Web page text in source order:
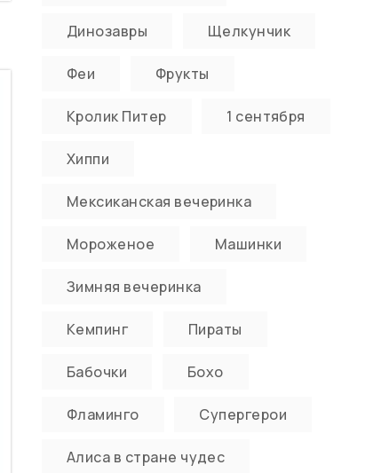
Динозавры Щелкунчик
Феи Фрукты
Кролик Питер 1 сентября
Хиппи
Мексиканская вечеринка
Мороженое Машинки
Зимняя вечеринка
Кемпинг Пираты
Бабочки Бохо
Фламинго Супергерои
Алиса в стране чудес